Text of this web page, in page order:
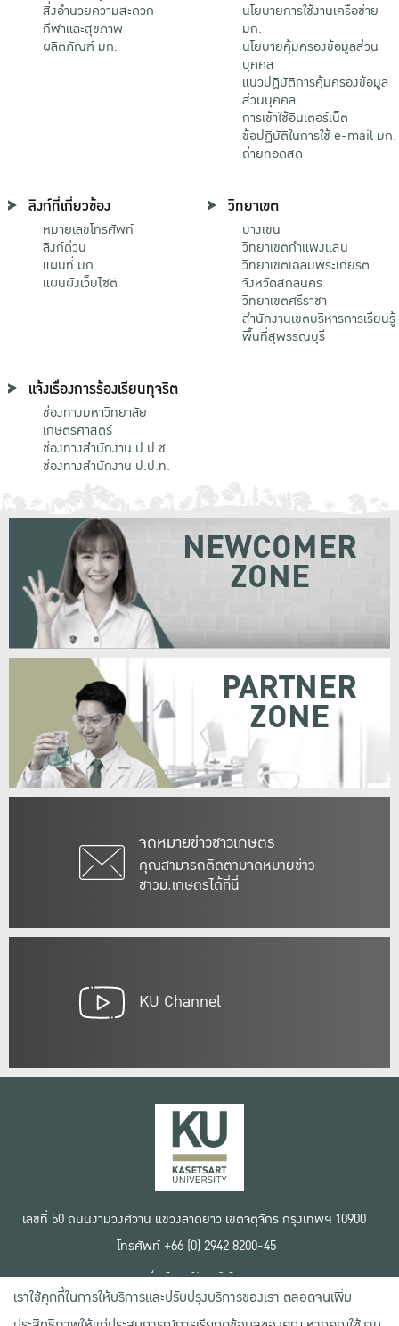
สิ่งอำนวยความสะดวก
กีฬาและสุขภาพ
ผลิตภัณฑ์ มก.
นโยบายการใช้งานเครือข่าย
มก.
นโยบายคุ้มครองข้อมูลส่วน
บุคคล
แนวปฏิบัติการคุ้มครองข้อมูล
ส่วนบุคคล
การเข้าใช้อินเตอร์เน็ต
ข้อปฏิบัติในการใช้ e-mail มก.
ถ่ายทอดสด
ลิงก์ที่เกี่ยวข้อง
หมายเลขโทรศัพท์
ลิงก์ด่วน
แผนที่ มก.
แผนผังเว็บไซต์
วิทยาเขต
บางเขน
วิทยาเขตกําแพงแสน
วิทยาเขตเฉลิมพระเกียรติ
จังหวัดสกลนคร
วิทยาเขตศรีราชา
สำนักงานเขตบริหารการเรียนรู้
พื้นที่สุพรรณบุรี
แจ้งเรื่องการร้องเรียนทุจริต
ช่องทางมหาวิทยาลัย
เกษตรศาสตร์
ช่องทางสำนักงาน ป.ป.ช.
ช่องทางสำนักงาน ป.ป.ท.
จดหมายข่าวชาวเกษตร
คุณสามารถติดตามจดหมายข่าว
ชาวม.เกษตรได้ที่นี่
NEWCOMER
ZONE
PARTNER
ZONE
KU Channel
เลขที่ 50 ถนนงามวงศ์วาน แขวงลาดยาว เขตจตุจักร กรุงเทพฯ 10900
โทรศัพท์ +66 (0) 2942 8200-45
เงื่อนไขการใช้งานเว็บไซต์
ข้อตกลงด้านสิทธิ์ใช้งาน
นโยบายความเป็นส่วนตัว
เราใช้คุกกี้ในการให้บริการและปรับปรุงบริการของเรา ตลอดจนเพิ่ม